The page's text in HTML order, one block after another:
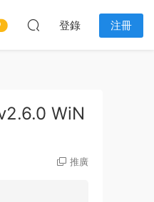
登錄 注冊
WiN
推廣